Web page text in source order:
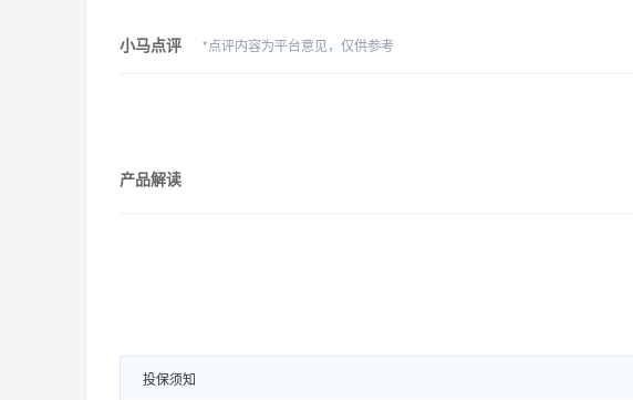
小马点评 *点评内容为平台意见，仅供参考
产品解读
投保须知